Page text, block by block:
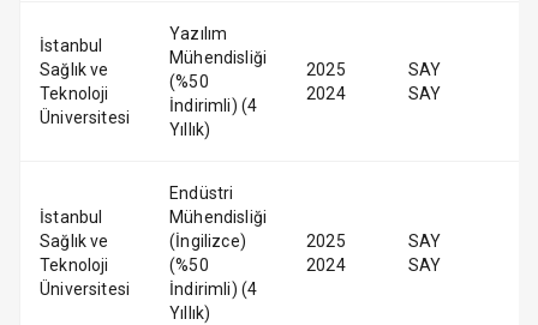
İstanbul
Sağlık ve
Teknoloji
Üniversitesi
Yazılım
Mühendisliği
(%50
İndirimli) (4
Yıllık)
2025
2024
SAY
SAY
İstanbul
Sağlık ve
Teknoloji
Üniversitesi
Endüstri
Mühendisliği
(İngilizce)
(%50
İndirimli) (4
Yıllık)
2025
2024
SAY
SAY